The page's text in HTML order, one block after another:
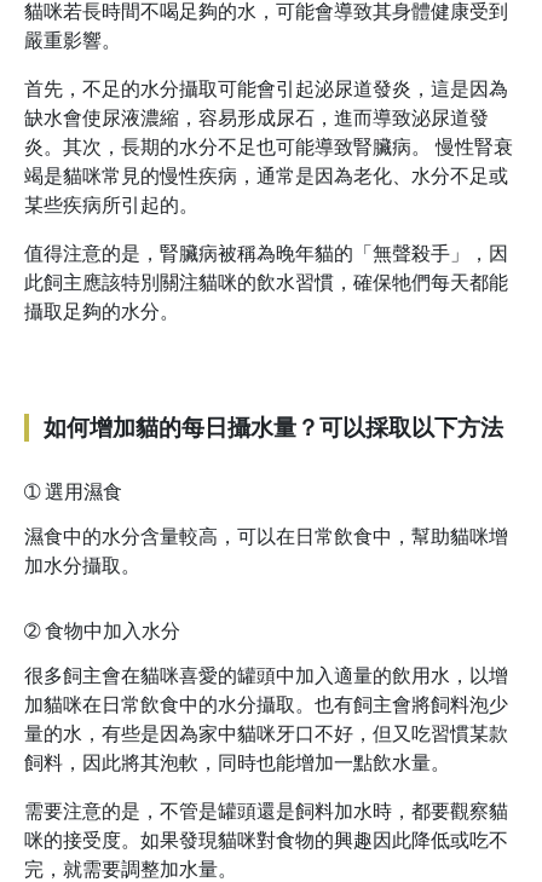
貓咪若長時間不喝足夠的水，可能會導致其身體健康受到
嚴重影響。
首先，不足的水分攝取可能會引起泌尿道發炎，這是因為
缺水會使尿液濃縮，容易形成尿石，進而導致泌尿道發
炎。其次，長期的水分不足也可能導致腎臟病。 慢性腎衰
竭是貓咪常見的慢性疾病，通常是因為老化、水分不足或
某些疾病所引起的。
值得注意的是，腎臟病被稱為晚年貓的「無聲殺手」，因
此飼主應該特別關注貓咪的飲水習慣，確保牠們每天都能
攝取足夠的水分。
如何增加貓的每日攝水量？可以採取以下方法
➀選用濕食
濕食中的水分含量較高，可以在日常飲食中，幫助貓咪增
加水分攝取。
➁食物中加入水分
很多飼主會在貓咪喜愛的罐頭中加入適量的飲用水，以增
加貓咪在日常飲食中的水分攝取。也有飼主會將飼料泡少
量的水，有些是因為家中貓咪牙口不好，但又吃習慣某款
飼料，因此將其泡軟，同時也能增加一點飲水量。
需要注意的是，不管是罐頭還是飼料加水時，都要觀察貓
咪的接受度。如果發現貓咪對食物的興趣因此降低或吃不
完，就需要調整加水量。